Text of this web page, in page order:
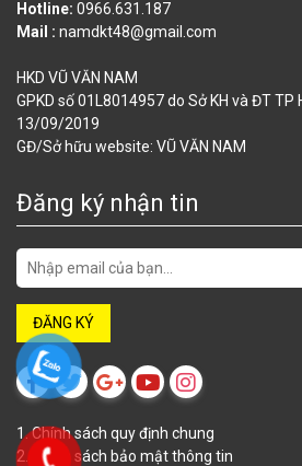
Hotline: 0966.631.187
Mail : namdkt48@gmail.com
HKD VŨ VĂN NAM
GPKD số 01L8014957 do Sở KH và ĐT TP
13/09/2019
GĐ/Sở hữu website: VŨ VĂN NAM
Đăng ký nhận tin
1. Chính sách quy định chung
2. Chính sách bảo mật thông tin